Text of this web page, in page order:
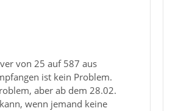
von 25 auf 587 aus
ist kein Problem.
aber ab dem 28.02.
wenn jemand keine